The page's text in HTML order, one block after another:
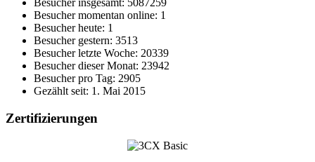
Besucher insgesamt: 5087259
Besucher momentan online: 1
Besucher heute: 1
Besucher gestern: 3513
Besucher letzte Woche: 20339
Besucher dieser Monat: 23942
Besucher pro Tag: 2905
Gezählt seit: 1. Mai 2015
Zertifizierungen